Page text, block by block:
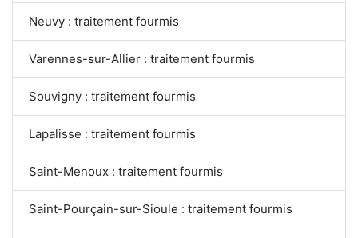
Neuvy : traitement fourmis
Varennes-sur-Allier : traitement fourmis
Souvigny : traitement fourmis
Lapalisse : traitement fourmis
Saint-Menoux : traitement fourmis
Saint-Pourçain-sur-Sioule : traitement fourmis